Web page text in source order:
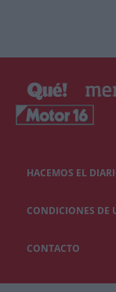
HACEMOS EL
CONDICIONES DE
CONTACTO